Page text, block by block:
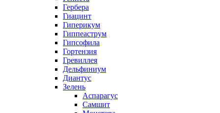
Гербера
Гиацинт
Гиперикум
Гиппеаструм
Гипсофила
Гортензия
Гревиллея
Дельфиниум
Диантус
Зелень
Аспарагус
Самшит